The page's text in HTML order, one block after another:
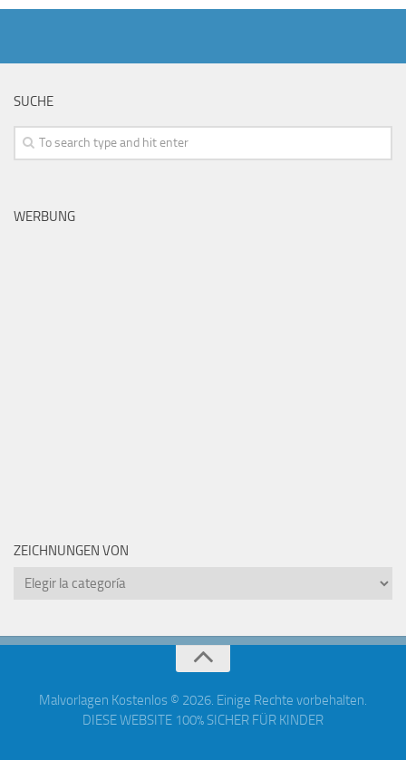
SUCHE
WERBUNG
ZEICHNUNGEN VON
Zeichnungen
Malvorlagen Kostenlos © 2026. Einige Rechte vorbehalten.
DIESE WEBSITE 100% SICHER FÜR KINDER